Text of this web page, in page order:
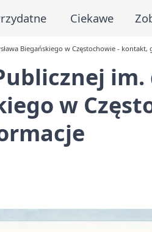
Ciekawe
Biegańskiego w Częstochowie -
im.
w